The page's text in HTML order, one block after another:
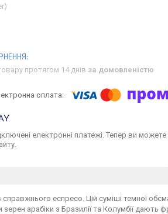
протягом 14 днів за домовленістю
електронні платежі. Тепер ви
еспресо. Цій суміші темної
арабіки з Бразилії та Колумбії